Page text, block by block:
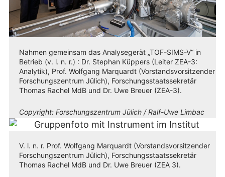
Nahmen gemeinsam das Analysegerät „TOF-SIMS-V“ in
Betrieb (v. l. n. r.) : Dr. Stephan Küppers (Leiter ZEA-3:
Analytik), Prof. Wolfgang Marquardt (Vorstandsvorsitzender
Forschungszentrum Jülich), Forschungsstaatssekretär
Thomas Rachel MdB und Dr. Uwe Breuer (ZEA-3).
Copyright: Forschungszentrum Jülich / Ralf-Uwe Limbac
V. l. n. r. Prof. Wolfgang Marquardt (Vorstandsvorsitzender
Forschungszentrum Jülich), Forschungsstaatssekretär
Thomas Rachel MdB und Dr. Uwe Breuer (ZEA 3).